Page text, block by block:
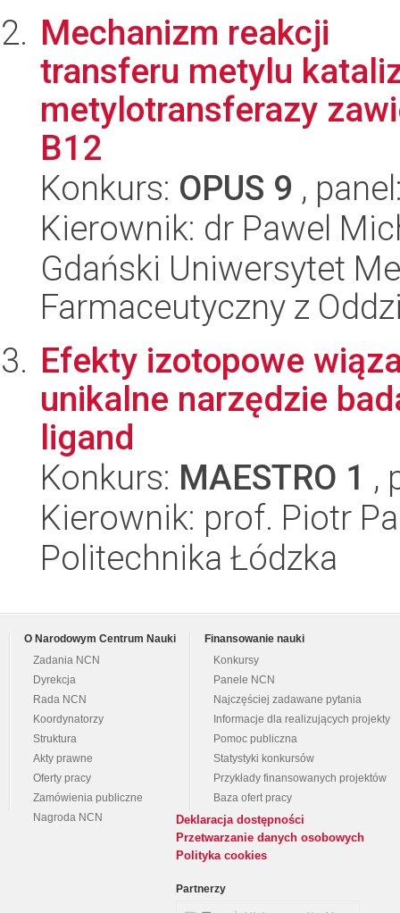
Mechanizm reakcji
transferu metylu
metylotransferazy
B12
Konkurs: OPUS 9 ,
Kierownik: dr Pawel
Gdański Uniwersytet
Farmaceutyczny z
Efekty izotopowe
unikalne narzędzie
ligand
Konkurs: MAESTRO 1 ,
Kierownik: prof. Piotr
Politechnika Łódzka
O Narodowym Centrum Nauki
Zadania NCN
Dyrekcja
Rada NCN
Koordynatorzy
Struktura
Akty prawne
Oferty pracy
Zamówienia publiczne
Nagroda NCN
Finansowanie nauki
Konkursy
Panele NCN
Najczęściej zadawane pytania
Informacje dla realizujących projekty
Pomoc publiczna
Statystyki konkursów
Przykłady finansowanych projektów
Baza ofert pracy
Deklaracja dostępności
Przetwarzanie danych osobowych
Polityka cookies
Partnerzy